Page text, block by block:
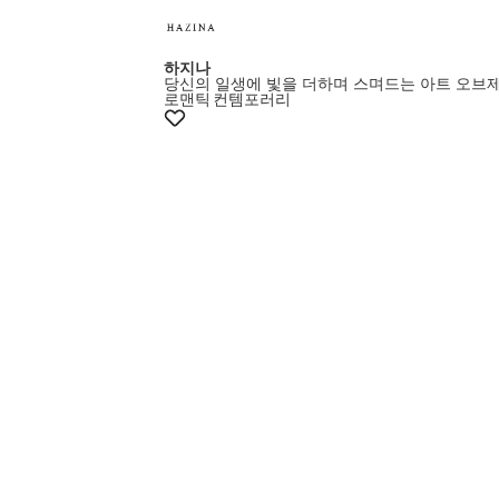
하지나
당신의 일생에 빛을 더하며 스며드는 아트 오브
로맨틱 컨템포러리